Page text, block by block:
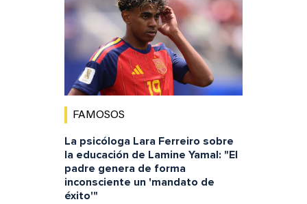
FAMOSOS
La psicóloga Lara Ferreiro sobre
la educación de Lamine Yamal: "El
padre genera de forma
inconsciente un 'mandato de
éxito'"